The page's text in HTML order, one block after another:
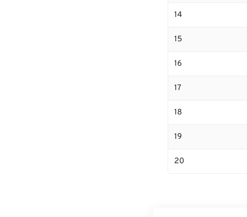
14
15
16
17
18
19
20